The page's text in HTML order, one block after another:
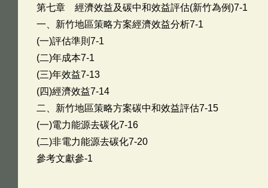
第七章 經濟效益及碳中和效益評估(新竹為例)7-1
一、新竹地區策略方案經濟效益分析7-1
(一)評估準則7-1
(二)年成本7-1
(三)年效益7-13
(四)經濟效益7-14
二、新竹地區策略方案碳中和效益評估7-15
(一)電力能源去碳化7-16
(二)非電力能源去碳化7-20
參考文獻參-1